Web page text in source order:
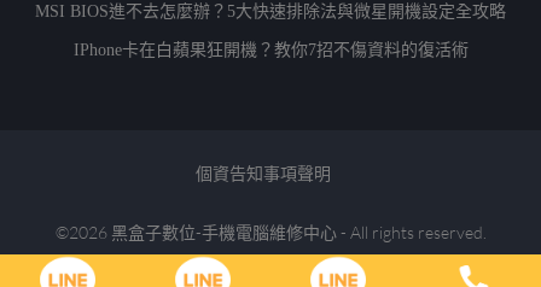
MSI BIOS進不去怎麼辦？5大快速排除法與微星開機設定全攻略
IPhone卡在白蘋果狂開機？教你7招不傷資料的復活術
個資告知事項聲明
©2026 黑盒子數位-手機電腦維修中心 - All rights reserved.